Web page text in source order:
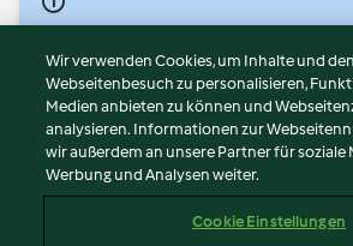
© Copyright 2026
Nutzungsbedingungen
Datenschutzrichtlinien
Disclaimer
Impressum
Cookies
Wir verwenden Cookies, um Inhalte und den
Webseitenbesuch zu personalisieren,
Medien anbieten zu können und
analysieren. Informationen zur
wir außerdem an unsere Partner für soziale
Werbung und Analysen weiter.
Cookie Einstellungen